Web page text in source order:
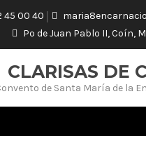
45 00 40
Pº de Juan Pablo II, Coín,
CLARISAS DE
de Santa María de la